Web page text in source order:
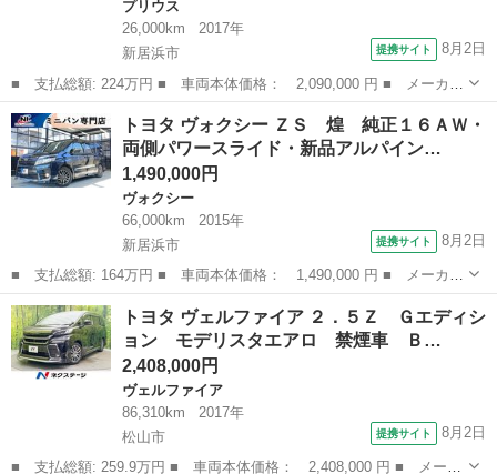
プリウス
26,000km
2017年
新居浜市
提携サイト 8月2日
■ 支払総額: 224万円 ■ 車両本体価格： 2,090,000 円 ■ メーカー
名： トヨタ ■ 車種名： プリウス ■ グレード名： Ｓセーフテ
ィプラス ＴＳＳ・新品車高調・新品１９ＡＷ・新品タイヤ・新品シ
ートカバー...
愛媛 新居浜市 プリウス
トヨタ ヴォクシー ＺＳ 煌 純正１６ＡＷ・
両側パワースライド・新品アルパイン…
1,490,000円
ヴォクシー
66,000km
2015年
新居浜市
提携サイト 8月2日
■ 支払総額: 164万円 ■ 車両本体価格： 1,490,000 円 ■ メーカー
名： トヨタ ■ 車種名： ヴォクシー ■ グレード名： ＺＳ
煌 純正１６ＡＷ・両側パワースライド・新品アルパインフリップダ
ウンモニター...
愛媛 新居浜市 ヴォクシー
トヨタ ヴェルファイア ２．５Ｚ Ｇエディシ
ョン モデリスタエアロ 禁煙車 Ｂ…
2,408,000円
ヴェルファイア
86,310km
2017年
松山市
提携サイト 8月2日
■ 支払総額: 259.9万円 ■ 車両本体価格： 2,408,000 円 ■ メーカ